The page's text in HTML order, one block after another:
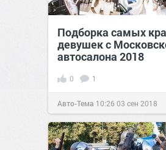
Подборка самых
девушек с
автосалона 2018
0 1
Авто-Тема 10:2603 сен 2018